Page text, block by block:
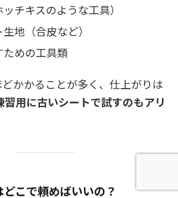
チキスのような工具）
地（合皮など）
めの工具類
かかることが多く、仕上がりは
習用に古いシートで試すのもアリ
こで頼めばいいの？